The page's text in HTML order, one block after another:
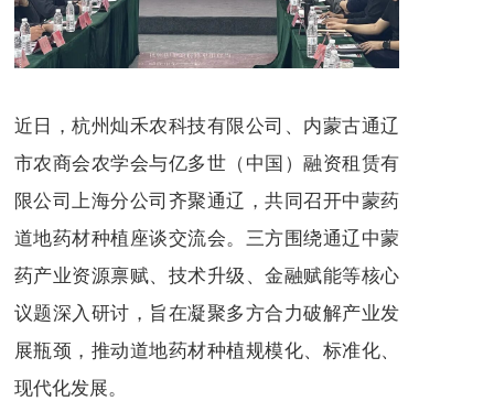
近日，杭州灿禾农科技有限公司、内蒙古通辽
市农商会农学会与亿多世（中国）融资租赁有
限公司上海分公司齐聚通辽，共同召开中蒙药
道地药材种植座谈交流会。三方围绕通辽中蒙
药产业资源禀赋、技术升级、金融赋能等核心
议题深入研讨，旨在凝聚多方合力破解产业发
展瓶颈，推动道地药材种植规模化、标准化、
现代化发展。